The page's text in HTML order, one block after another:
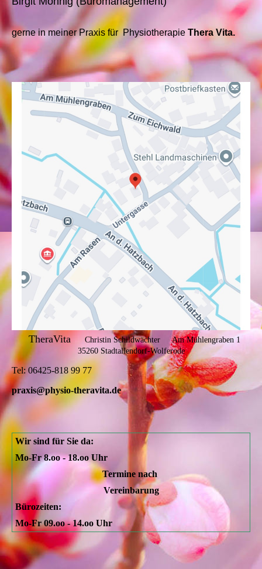
gerne in meiner Praxis für Physiotherapie Thera Vita.
TheraVita Christin SchildwächterAm Mühlengraben 1
35260 Stadtallendorf-Wolferode
Tel: 06425-818 99 77
praxis@physio-theravita.de
Wir sind für Sie da:
Mo-Fr 8.oo - 18.oo Uhr
Termine nach
Vereinbarung
Bürozeiten:
Mo-Fr 09.oo - 14.oo Uhr